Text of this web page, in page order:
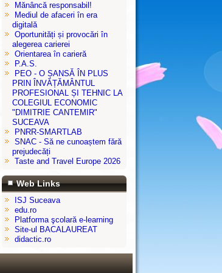
Mănâncă responsabil!
Mediul de afaceri în era
digitală
Oportunități și provocări în
alegerea carierei
Orientarea în carieră
P.A.S.
PEO - O ȘANSĂ ÎN PLUS
PRIN ÎNVĂȚĂMÂNTUL
PROFESIONAL ȘI TEHNIC LA
COLEGIUL ECONOMIC
"DIMITRIE CANTEMIR"
SUCEAVA
PNRR-SMARTLAB
SNAC - Să ne cunoaștem fără
prejudecăți
Taste and Travel Europe 2026
Web Links
ISJ Suceava
edu.ro
Platforma şcolară e-learning
Site-ul BACALAUREAT
didactic.ro